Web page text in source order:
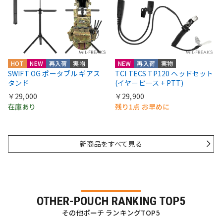
HOT NEW 再入荷 実物
SWIFT OG ポータブル ギアス
タンド
￥29,000
在庫あり
NEW 再入荷 実物
TCI TECS TP120 ヘッドセット
(イヤーピース + PTT)
￥29,900
残り1点 お早めに
新商品をすべて見る
OTHER-POUCH RANKING TOP5
その他ポーチ ランキングTOP5